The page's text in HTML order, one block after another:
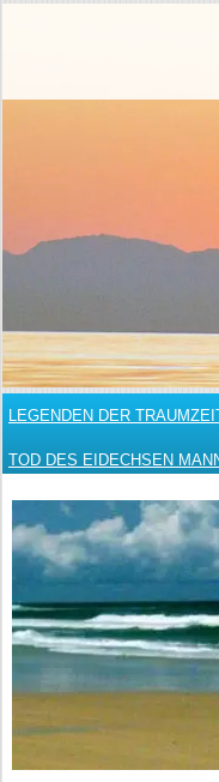
LEGENDEN DER
TOD DES EIDECHSEN